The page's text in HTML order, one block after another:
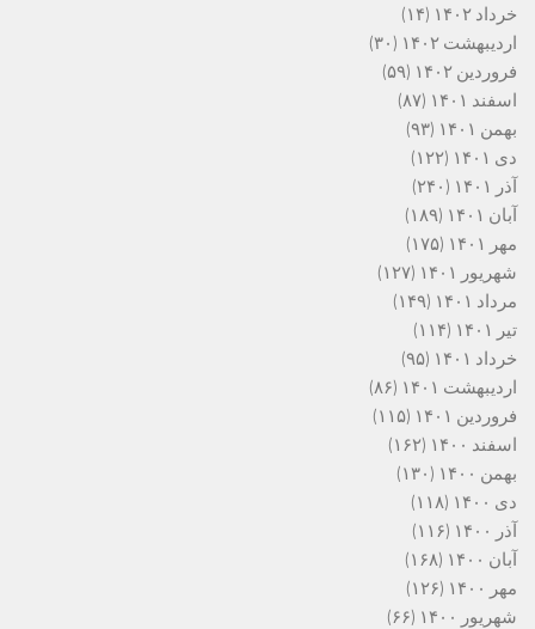
خرداد ۱۴۰۲
(۱۴)
اردیبهشت ۱۴۰۲
(۳۰)
فروردین ۱۴۰۲
(۵۹)
اسفند ۱۴۰۱
(۸۷)
بهمن ۱۴۰۱
(۹۳)
دی ۱۴۰۱
(۱۲۲)
آذر ۱۴۰۱
(۲۴۰)
آبان ۱۴۰۱
(۱۸۹)
مهر ۱۴۰۱
(۱۷۵)
شهریور ۱۴۰۱
(۱۲۷)
مرداد ۱۴۰۱
(۱۴۹)
تیر ۱۴۰۱
(۱۱۴)
خرداد ۱۴۰۱
(۹۵)
اردیبهشت ۱۴۰۱
(۸۶)
فروردین ۱۴۰۱
(۱۱۵)
اسفند ۱۴۰۰
(۱۶۲)
بهمن ۱۴۰۰
(۱۳۰)
دی ۱۴۰۰
(۱۱۸)
آذر ۱۴۰۰
(۱۱۶)
آبان ۱۴۰۰
(۱۶۸)
مهر ۱۴۰۰
(۱۲۶)
شهریور ۱۴۰۰
(۶۶)